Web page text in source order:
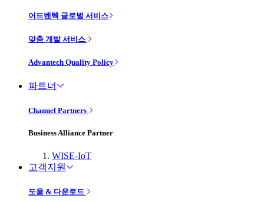
어드밴텍 글로벌 서비스
맞춤 개발 서비스
Advantech Quality Policy
파트너
Channel Partners
Business Alliance Partner
WISE-IoT
고객지원
도움 & 다운로드